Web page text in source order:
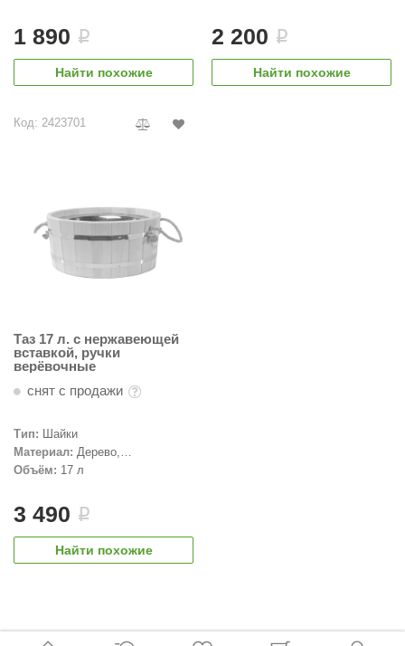
1 890 i
Найти похожие
2 200 i
Найти похожие
Код: 2423701
Таз 17 л. с нержавеющей
вставкой, ручки
верёвочные
снят с продажи
Тип: Шайки
Материал: Дерево,
Нержавеющая сталь, Липа
Объём: 17 л
3 490 i
Найти похожие